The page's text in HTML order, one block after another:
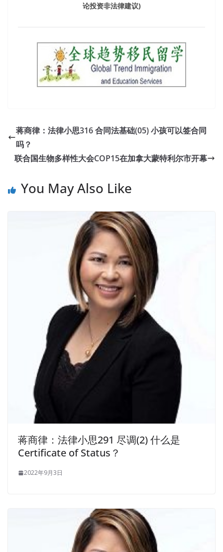
论投资非法律建议)
蒋商律：法律小思316 合同法基础(05) 小孩可以签合同
吗？
联合国生物多样性大会COP15在加拿大蒙特利尔市开幕
You May Also Like
蒋商律：法律小思291 尽调(2) 什么是
Certificate of Status？
2022年9月3日